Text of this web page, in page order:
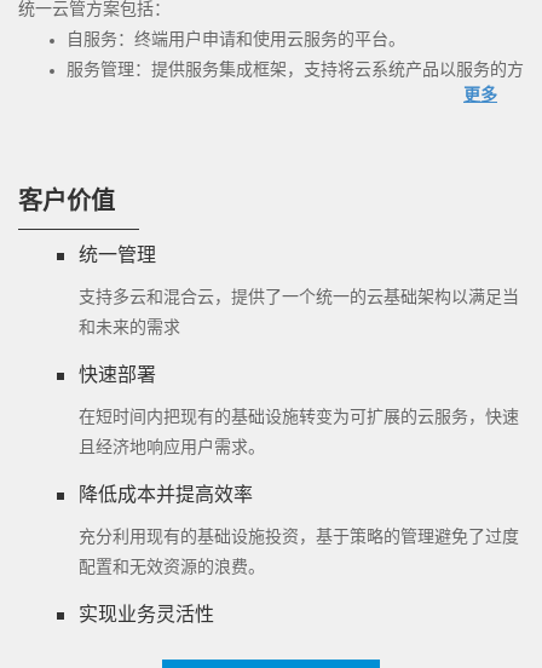
统一云管方案包括：
自服务：终端用户申请和使用云服务的平台。
服务管理：提供服务集成框架，支持将云系统产品以服务的方
云资源管理：将物理上分布的资源构建成逻辑上统一的云资源
更多
客户价值
统一管理
支持多云和混合云，提供了一个统一的云基础架构以满足当
和未来的需求
快速部署
在短时间内把现有的基础设施转变为可扩展的云服务，快速
且经济地响应用户需求。
降低成本并提高效率
充分利用现有的基础设施投资，基于策略的管理避免了过度
配置和无效资源的浪费。
实现业务灵活性
更快速的响应业务需求，降低了服务交付时间，从几天缩减